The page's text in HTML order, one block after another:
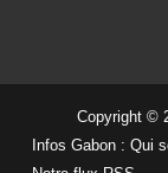
Copyright ©
Infos Gabon : Qui